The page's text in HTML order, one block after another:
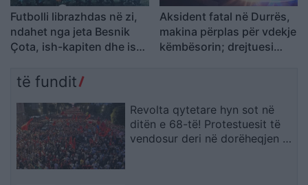
Futbolli librazhdas në zi,
ndahet nga jeta Besnik
Çota, ish-kapiten dhe ish-
Aksident fatal në Durrës,
makina përplas për vdekje
këmbësorin; drejtuesi
të fundit
Revolta qytetare hyn sot në
ditën e 68-të! Protestuesit të
vendosur deri në dorëheqjen e